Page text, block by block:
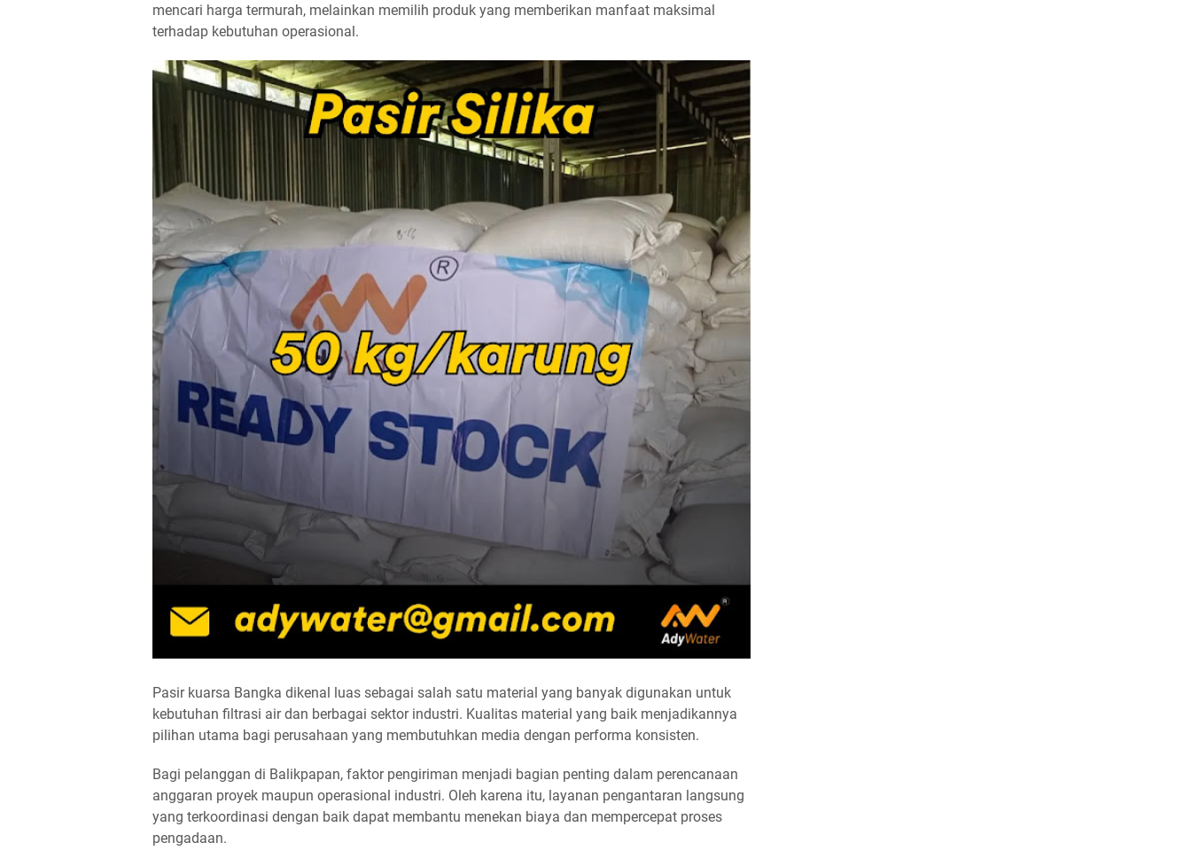
mencari harga termurah, melainkan memilih produk yang memberikan manfaat maksimal
terhadap kebutuhan operasional.
Pasir kuarsa Bangka dikenal luas sebagai salah satu material yang banyak digunakan untuk
kebutuhan filtrasi air dan berbagai sektor industri. Kualitas material yang baik menjadikannya
pilihan utama bagi perusahaan yang membutuhkan media dengan performa konsisten.
Bagi pelanggan di Balikpapan, faktor pengiriman menjadi bagian penting dalam perencanaan
anggaran proyek maupun operasional industri. Oleh karena itu, layanan pengantaran langsung
yang terkoordinasi dengan baik dapat membantu menekan biaya dan mempercepat proses
pengadaan.